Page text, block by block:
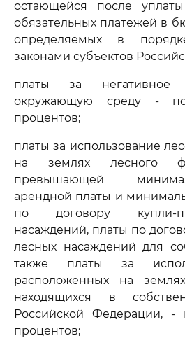
остающейся после
обязательных платежей в
определяемых в
законами субъектов
платы за негативное
окружающую среду -
процентов;
платы за использование
на землях лесного
превышающей
арендной платы и
по договору купли-
насаждений, платы по
лесных насаждений для
также платы за
расположенных на
находящихся в
Российской Федерации, -
процентов;